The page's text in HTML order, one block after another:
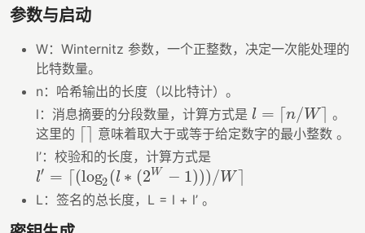
参数与启动
W：Winternitz 参数，一个正整数，决定一次能处理的
比特数量。
n：哈希输出的长度（以比特计）。
l：消息摘要的分段数量，计算方式是 l = ⌈n/W⌉
l=⌈n W⌉
。
这里的 ⌈⌉ 意味着取大于或等于给定数字的最小整数 。
l’：校验和的长度，计算方式是
l′ = ⌈(log2 (l ∗ (2 W − 1))) /W⌉
l′ =⌈(log2(l∗( 2W− 1 )))/ W⌉
L：签名的总长度，L = l + l’ 。